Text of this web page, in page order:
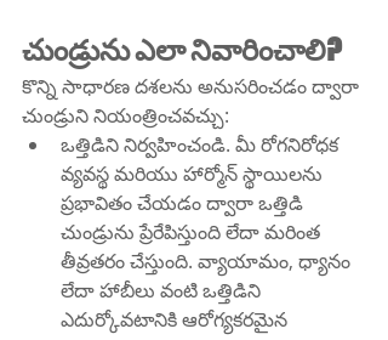
చుండ్రును ఎలా నివారించాలి?
కొన్ని సాధారణ దశలను అనుసరించడం ద్వారా
చుండ్రుని నియంత్రించవచ్చు:
ఒత్తిడిని నిర్వహించండి. మీ రోగనిరోధక
వ్యవస్థ మరియు హార్మోన్ స్థాయిలను
ప్రభావితం చేయడం ద్వారా ఒత్తిడి
చుండ్రును ప్రేరేపిస్తుంది లేదా మరింత
తీవ్రతరం చేస్తుంది. వ్యాయామం, ధ్యానం
లేదా హాబీలు వంటి ఒత్తిడిని
ఎదుర్కోవటానికి ఆరోగ్యకరమైన